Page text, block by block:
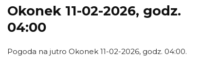
Okonek 11-02-2026, godz.
04:00
Pogoda na jutro Okonek 11-02-2026, godz. 04:00.